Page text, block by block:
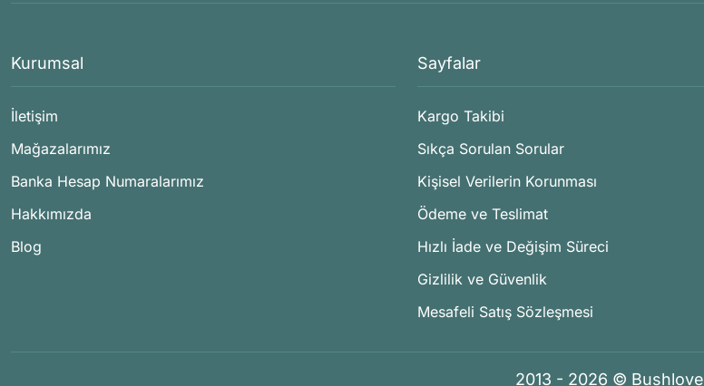
Kurumsal
İletişim
Mağazalarımız
Banka Hesap Numaralarımız
Hakkımızda
Blog
Sayfalar
Kargo Takibi
Sıkça Sorulan Sorular
Kişisel Verilerin Korunması
Ödeme ve Teslimat
Hızlı İade ve Değişim Süreci
Gizlilik ve Güvenlik
Mesafeli Satış Sözleşmesi
2013 - 2026 © Bushlove